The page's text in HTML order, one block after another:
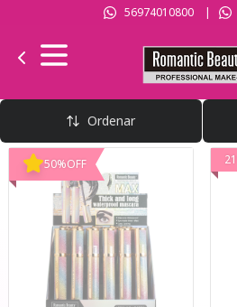
56974010800|
Máscaras
Ordenar
50%OFF 21